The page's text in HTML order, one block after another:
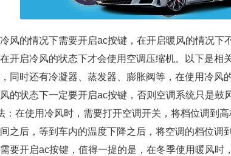
风的情况下需要开启ac按键，在开启暖风的情况下
开启冷风的状态下才会使用空调压缩机。以下是相
同时还有冷凝器、蒸发器、膨胀阀等，在使用冷风
的状态下一定要开启ac按键，否则空调系统只是鼓
：在使用冷风时，需要打开空调开关，将档位调到
之后，等到车内的温度下降之后，将空调的档位调
要开启ac按键，值得一提的是，在冬季使用暖风时